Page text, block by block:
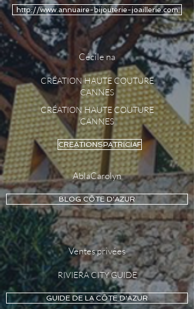
http://www.annuaire-bijouterie-joaillerie.com
Cécile na
CRÉATION HAUTE COUTURE
CANNES
CRÉATION HAUTE COUTURE
CANNES
CREATIONSPATRICIAF
AblaCarolyn
BLOG CÔTE D'AZUR
Ventes privées
RIVIERA CITY GUIDE
GUIDE DE LA CÔTE D'AZUR